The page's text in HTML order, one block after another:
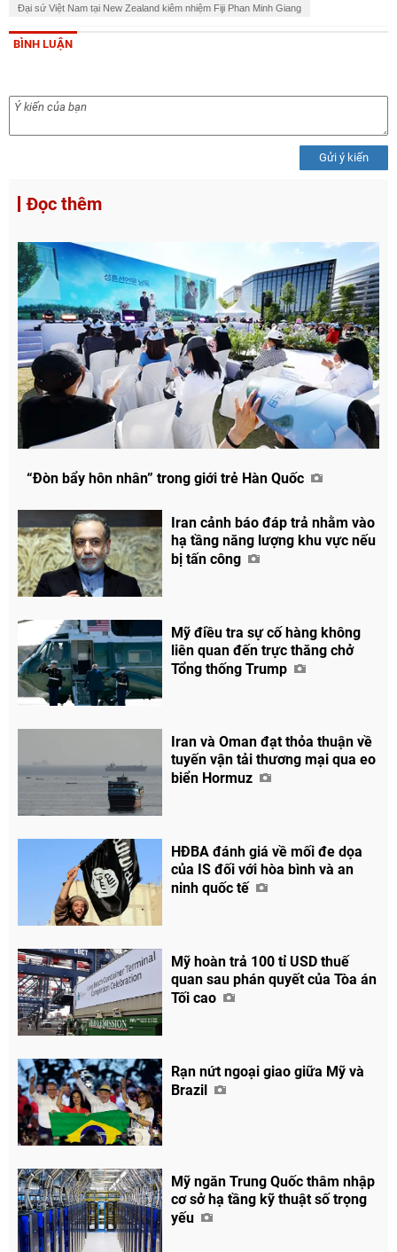
Chia sẻ
Đại sứ Việt Nam tại New Zealand kiêm nhiệm Fiji Phan Minh Giang
BÌNH LUẬN
Gửi ý kiến
Đọc thêm
“Đòn bẩy hôn nhân” trong giới trẻ Hàn Quốc
Iran cảnh báo đáp trả nhằm vào
hạ tầng năng lượng khu vực nếu
bị tấn công
Mỹ điều tra sự cố hàng không
liên quan đến trực thăng chở
Tổng thống Trump
Iran và Oman đạt thỏa thuận về
tuyến vận tải thương mại qua eo
biển Hormuz
HĐBA đánh giá về mối đe dọa
của IS đối với hòa bình và an
ninh quốc tế
Mỹ hoàn trả 100 tỉ USD thuế
quan sau phán quyết của Tòa án
Tối cao
Rạn nứt ngoại giao giữa Mỹ và
Brazil
Mỹ ngăn Trung Quốc thâm nhập
cơ sở hạ tầng kỹ thuật số trọng
yếu